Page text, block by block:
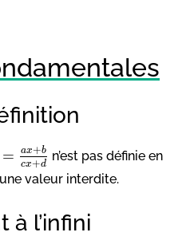
= ax+b
cx+d
n’est pas définie en
valeur interdite.
l’infini